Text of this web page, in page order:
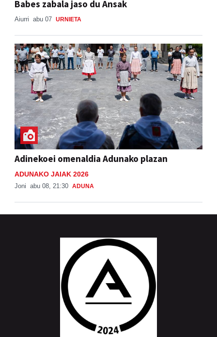
Babes zabala jaso du Ansak
Aiurri abu 07 URNIETA
Adinekoei omenaldia Adunako plazan
ADUNAKO JAIAK 2026
Joni abu 08, 21:30 ADUNA